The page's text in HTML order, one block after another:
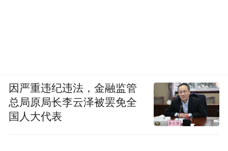
因严重违纪违法，金融监管
总局原局长李云泽被罢免全
国人大代表